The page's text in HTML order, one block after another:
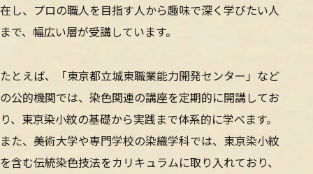
在し、プロの職人を目指す人から趣味で深く学びたい人
まで、幅広い層が受講しています。
たとえば、「東京都立城東職業能力開発センター」など
の公的機関では、染色関連の講座を定期的に開講してお
り、東京染小紋の基礎から実践まで体系的に学べます。
また、美術大学や専門学校の染織学科では、東京染小紋
を含む伝統染色技法をカリキュラムに取り入れており、